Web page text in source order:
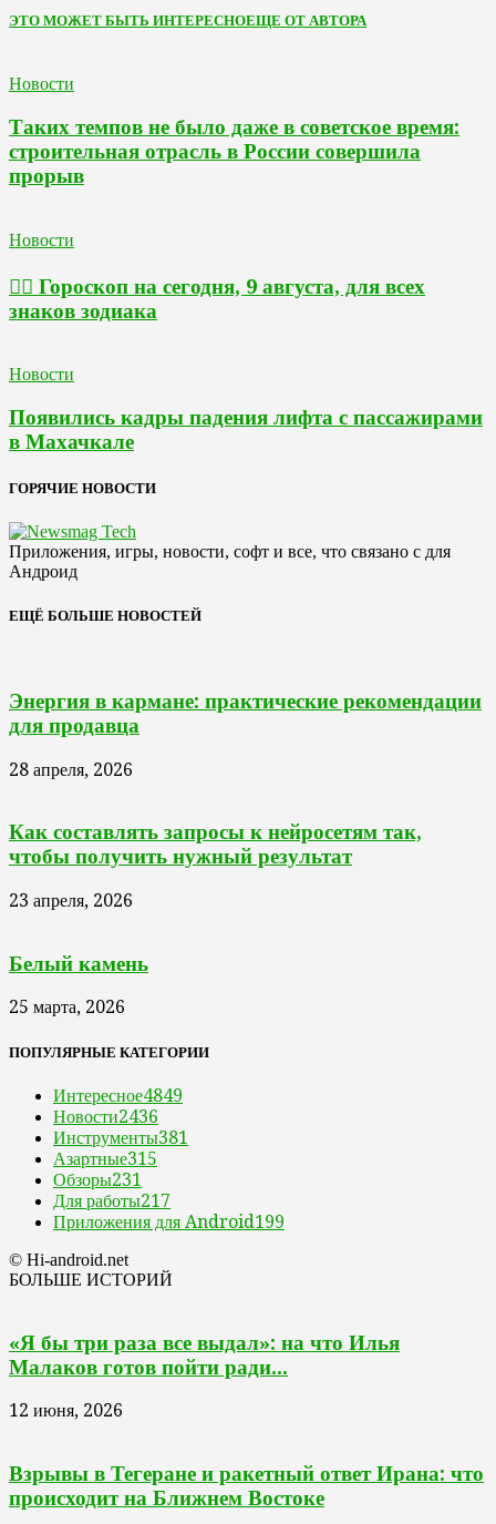
ЭТО МОЖЕТ БЫТЬ ИНТЕРЕСНОЕЩЕ ОТ АВТОРА
Новости
Таких темпов не было даже в советское время:
строительная отрасль в России совершила
прорыв
Новости
🧙‍♀ Гороскоп на сегодня, 9 августа, для всех
знаков зодиака
Новости
Появились кадры падения лифта с пассажирами
в Махачкале
ГОРЯЧИЕ НОВОСТИ
Приложения, игры, новости, софт и все, что связано с для
Андроид
ЕЩЁ БОЛЬШЕ НОВОСТЕЙ
Энергия в кармане: практические рекомендации
для продавца
28 апреля, 2026
Как составлять запросы к нейросетям так,
чтобы получить нужный результат
23 апреля, 2026
Белый камень
25 марта, 2026
ПОПУЛЯРНЫЕ КАТЕГОРИИ
Интересное4849
Новости2436
Инструменты381
Азартные315
Обзоры231
Для работы217
Приложения для Android199
© Hi-android.net
БОЛЬШЕ ИСТОРИЙ
«Я бы три раза все выдал»: на что Илья
Малаков готов пойти ради...
12 июня, 2026
Взрывы в Тегеране и ракетный ответ Ирана: что
происходит на Ближнем Востоке